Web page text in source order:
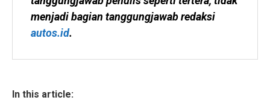
autos.id.
In this article: